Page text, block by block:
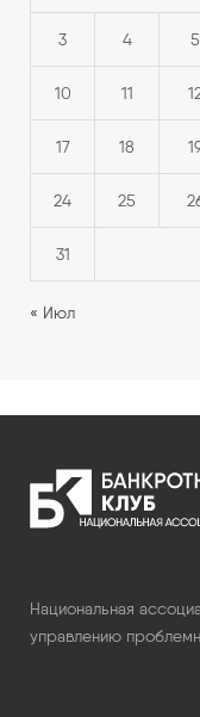
3 4 5
10 11
17 18
24 25
31
« Июл
Национальная
управлению